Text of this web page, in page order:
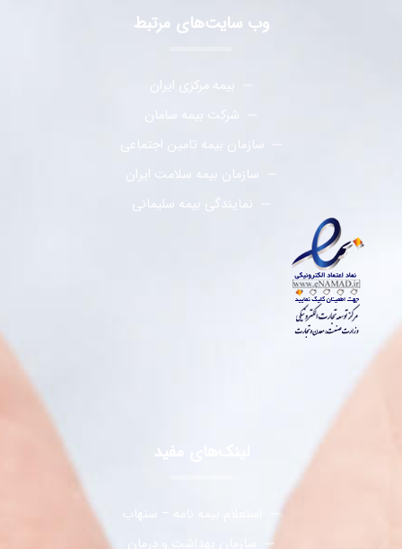
وب سایت‌های مرتبط
بیمه مرکزی ایران
شرکت بیمه سامان
سازمان بیمه تامین اجتماعی
سازمان بیمه سلامت ایران
نمایندگی بیمه سلیمانی
لینک‌های مفید
استعلام بیمه نامه – سنهاب